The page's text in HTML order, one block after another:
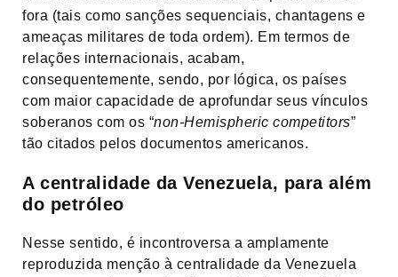
fora (tais como sanções sequenciais, chantagens e
ameaças militares de toda ordem). Em termos de
relações internacionais, acabam,
consequentemente, sendo, por lógica, os países
com maior capacidade de aprofundar seus vínculos
soberanos com os “non-Hemispheric competitors”
tão citados pelos documentos americanos.
A centralidade da Venezuela, para além
do petróleo
Nesse sentido, é incontroversa a amplamente
reproduzida menção à centralidade da Venezuela